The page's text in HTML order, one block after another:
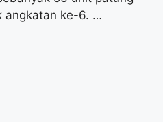
angkatan ke-6. …